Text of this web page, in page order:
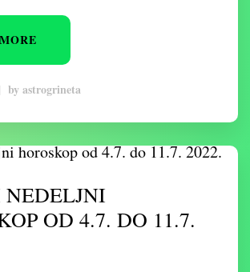
byastrogrineta
OD 4.7. DO 11.7.